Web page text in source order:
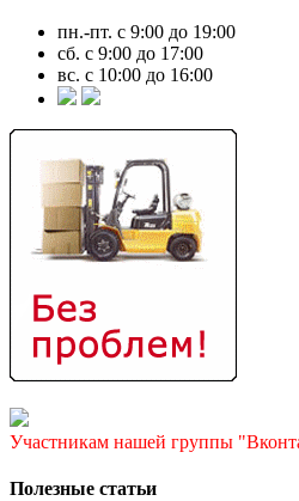
пн.-пт. с 9:00 до 19:00
сб. с 9:00 до 17:00
вс. с 10:00 до 16:00
Участникам нашей группы
Полезные статьи